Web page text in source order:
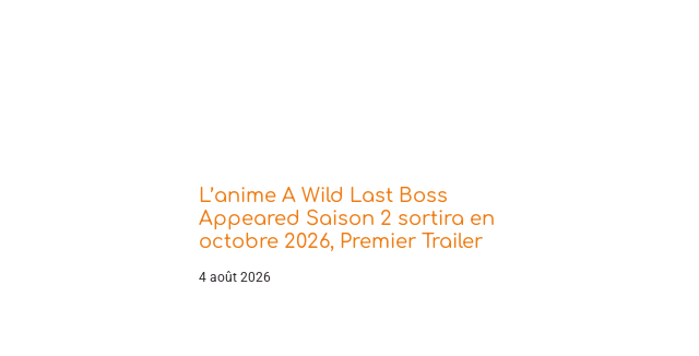
L’anime A Wild Last Boss
Appeared Saison 2 sortira en
octobre 2026, Premier Trailer
4 août 2026